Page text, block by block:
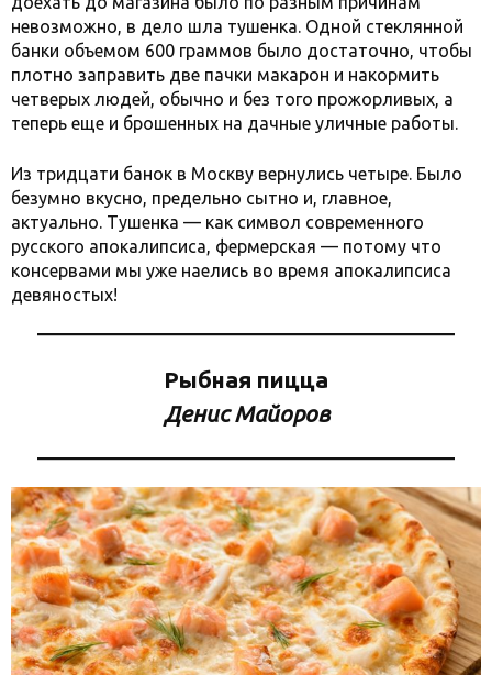
невозможно, в дело шла тушенка. Одной стеклянной
банки объемом 600 граммов было достаточно, чтобы
плотно заправить две пачки макарон и накормить
четверых людей, обычно и без того прожорливых, а
теперь еще и брошенных на дачные уличные работы.
Из тридцати банок в Москву вернулись четыре. Было
безумно вкусно, предельно сытно и, главное,
актуально. Тушенка — как символ современного
русского апокалипсиса, фермерская — потому что
консервами мы уже наелись во время апокалипсиса
девяностых!
Рыбная пицца
Денис Майоров